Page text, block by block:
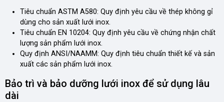
Tiêu chuẩn ASTM A580: Quy định yêu cầu về thép không gỉ
dùng cho sản xuất lưới inox.
Tiêu chuẩn EN 10204: Quy định yêu cầu về chứng nhận chất
lượng sản phẩm lưới inox.
Quy định ANSI/NAAMM: Quy định tiêu chuẩn thiết kế và sản
xuất các sản phẩm lưới inox.
Bảo trì và bảo dưỡng lưới inox để sử dụng lâu
dài